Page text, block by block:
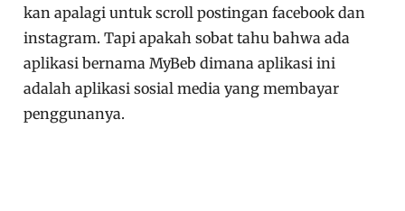
kan apalagi untuk scroll postingan facebook dan
instagram. Tapi apakah sobat tahu bahwa ada
aplikasi bernama MyBeb dimana aplikasi ini
adalah aplikasi sosial media yang membayar
penggunanya.